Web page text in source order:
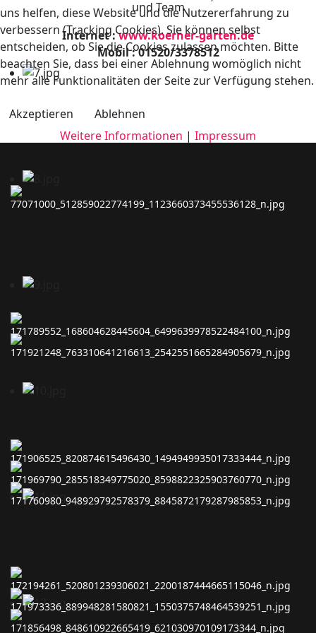
und Team
Internet :www.koerner-garten.de
Mobil : 01520/3378512
uns helfen, diese Website und die Nutzererfahrung zu
verbessern (Tracking Cookies). Sie können selbst
entscheiden, ob Sie die Cookies zulassen möchten. Bitte
beachten Sie, dass bei einer Ablehnung womöglich nicht
mehr alle Funktionalitäten der Seite zur Verfügung stehen.
Akzeptieren
Ablehnen
Weitere Informationen | Impressum